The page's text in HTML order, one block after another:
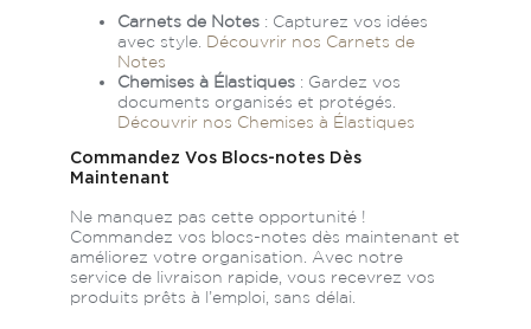
Carnets de Notes : Capturez vos idées
avec style. Découvrir nos Carnets de
Notes
Chemises à Élastiques : Gardez vos
documents organisés et protégés.
Découvrir nos Chemises à Élastiques
Commandez Vos Blocs-notes Dès
Maintenant
Ne manquez pas cette opportunité !
Commandez vos blocs-notes dès maintenant et
améliorez votre organisation. Avec notre
service de livraison rapide, vous recevrez vos
produits prêts à l’emploi, sans délai.